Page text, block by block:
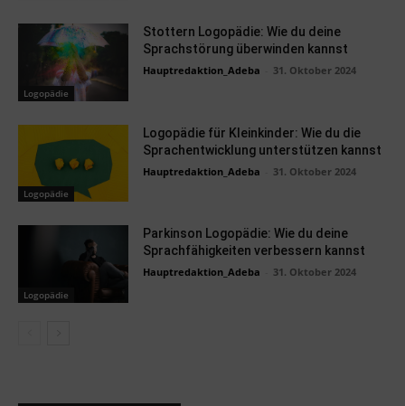
Logopädie
Stottern Logopädie: Wie du deine
Sprachstörung überwinden kannst
Hauptredaktion_Adeba 31. Oktober 2024
Logopädie
Logopädie für Kleinkinder: Wie du die
Sprachentwicklung unterstützen kannst
Hauptredaktion_Adeba 31. Oktober 2024
Logopädie
Parkinson Logopädie: Wie du deine
Sprachfähigkeiten verbessern kannst
Hauptredaktion_Adeba 31. Oktober 2024